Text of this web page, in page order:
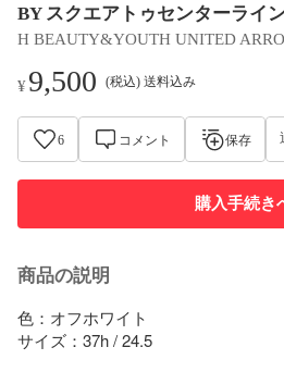
BY スクエアトゥセンターライ
H BEAUTY&YOUTH UNITED
¥9,500 (税込) 送料込み
6 コメント 保存
購入手続き
商品の説明
色：オフホワイト
サイズ：37h / 24.5